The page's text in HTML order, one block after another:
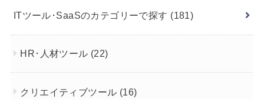
ITツール･SaaSのカテゴリーで探す (181)
HR･人材ツール (22)
クリエイティブツール (16)